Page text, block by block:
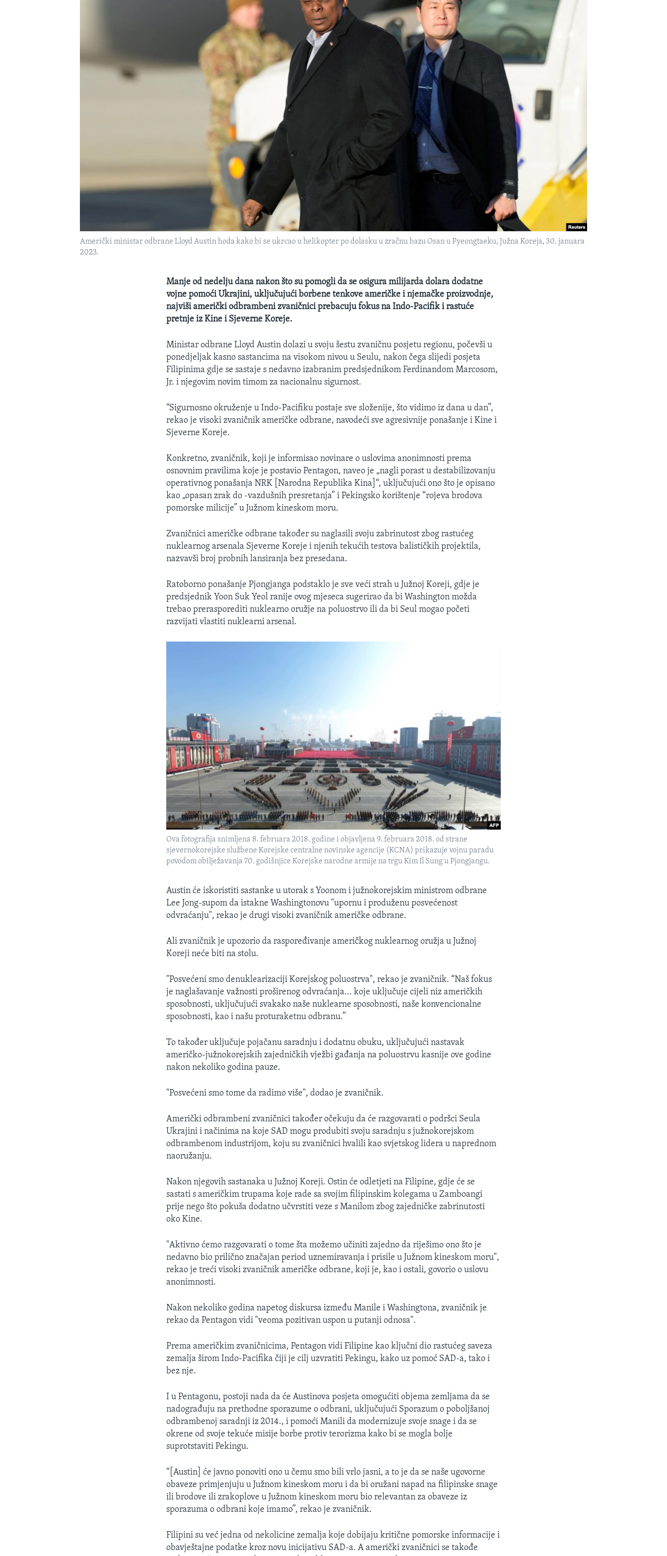
Američki ministar odbrane Lloyd Austin hoda kako bi se ukrcao u helikopter po dolasku u zračnu bazu Osan u Pyeongtaeku, Južna Koreja, 30. januara
2023.
Manje od nedelju dana nakon što su pomogli da se osigura milijarda dolara dodatne
vojne pomoći Ukrajini, uključujući borbene tenkove američke i njemačke proizvodnje,
najviši američki odbrambeni zvaničnici prebacuju fokus na Indo-Pacifik i rastuće
pretnje iz Kine i Sjeverne Koreje.
Ministar odbrane Lloyd Austin dolazi u svoju šestu zvaničnu posjetu regionu, počevši u
ponedjeljak kasno sastancima na visokom nivou u Seulu, nakon čega slijedi posjeta
Filipinima gdje se sastaje s nedavno izabranim predsjednikom Ferdinandom Marcosom,
Jr. i njegovim novim timom za nacionalnu sigurnost.
“Sigurnosno okruženje u Indo-Pacifiku postaje sve složenije, što vidimo iz dana u dan”,
rekao je visoki zvaničnik američke odbrane, navodeći sve agresivnije ponašanje i Kine i
Sjeverne Koreje.
Konkretno, zvaničnik, koji je informisao novinare o uslovima anonimnosti prema
osnovnim pravilima koje je postavio Pentagon, naveo je „nagli porast u destabilizovanju
operativnog ponašanja NRK [Narodna Republika Kina]“, uključujući ono što je opisano
kao „opasan zrak do -vazdušnih presretanja” i Pekingsko korištenje “rojeva brodova
pomorske milicije” u Južnom kineskom moru.
Zvaničnici američke odbrane također su naglasili svoju zabrinutost zbog rastućeg
nuklearnog arsenala Sjeverne Koreje i njenih tekućih testova balističkih projektila,
nazvavši broj probnih lansiranja bez presedana.
Ratoborno ponašanje Pjongjanga podstaklo je sve veći strah u Južnoj Koreji, gdje je
predsjednik Yoon Suk Yeol ranije ovog mjeseca sugerirao da bi Washington možda
trebao prerasporediti nuklearno oružje na poluostrvo ili da bi Seul mogao početi
razvijati vlastiti nuklearni arsenal.
Ova fotografija snimljena 8. februara 2018. godine i objavljena 9. februara 2018. od strane
sjevernokorejske službene Korejske centralne novinske agencije (KCNA) prikazuje vojnu paradu
povodom obilježavanja 70. godišnjice Korejske narodne armije na trgu Kim Il Sung u Pjongjangu.
Austin će iskoristiti sastanke u utorak s Yoonom i južnokorejskim ministrom odbrane
Lee Jong-supom da istakne Washingtonovu "upornu i produženu posvećenost
odvraćanju", rekao je drugi visoki zvaničnik američke odbrane.
Ali zvaničnik je upozorio da raspoređivanje američkog nuklearnog oružja u Južnoj
Koreji neće biti na stolu.
"Posvećeni smo denuklearizaciji Korejskog poluostrva", rekao je zvaničnik. “Naš fokus
je naglašavanje važnosti proširenog odvraćanja... koje uključuje cijeli niz američkih
sposobnosti, uključujući svakako naše nuklearne sposobnosti, naše konvencionalne
sposobnosti, kao i našu proturaketnu odbranu.”
To također uključuje pojačanu saradnju i dodatnu obuku, uključujući nastavak
američko-južnokorejskih zajedničkih vježbi gađanja na poluostrvu kasnije ove godine
nakon nekoliko godina pauze.
"Posvećeni smo tome da radimo više", dodao je zvaničnik.
Američki odbrambeni zvaničnici također očekuju da će razgovarati o podršci Seula
Ukrajini i načinima na koje SAD mogu produbiti svoju saradnju s južnokorejskom
odbrambenom industrijom, koju su zvaničnici hvalili kao svjetskog lidera u naprednom
naoružanju.
Nakon njegovih sastanaka u Južnoj Koreji. Ostin će odletjeti na Filipine, gdje će se
sastati s američkim trupama koje rade sa svojim filipinskim kolegama u Zamboangi
prije nego što pokuša dodatno učvrstiti veze s Manilom zbog zajedničke zabrinutosti
oko Kine.
"Aktivno ćemo razgovarati o tome šta možemo učiniti zajedno da riješimo ono što je
nedavno bio prilično značajan period uznemiravanja i prisile u Južnom kineskom moru",
rekao je treći visoki zvaničnik američke odbrane, koji je, kao i ostali, govorio o uslovu
anonimnosti.
Nakon nekoliko godina napetog diskursa između Manile i Washingtona, zvaničnik je
rekao da Pentagon vidi "veoma pozitivan uspon u putanji odnosa".
Prema američkim zvaničnicima, Pentagon vidi Filipine kao ključni dio rastućeg saveza
zemalja širom Indo-Pacifika čiji je cilj uzvratiti Pekingu, kako uz pomoć SAD-a, tako i
bez nje.
I u Pentagonu, postoji nada da će Austinova posjeta omogućiti objema zemljama da se
nadograđuju na prethodne sporazume o odbrani, uključujući Sporazum o poboljšanoj
odbrambenoj saradnji iz 2014., i pomoći Manili da modernizuje svoje snage i da se
okrene od svoje tekuće misije borbe protiv terorizma kako bi se mogla bolje
suprotstaviti Pekingu.
“[Austin] će javno ponoviti ono u čemu smo bili vrlo jasni, a to je da se naše ugovorne
obaveze primjenjuju u Južnom kineskom moru i da bi oružani napad na filipinske snage
ili brodove ili zrakoplove u Južnom kineskom moru bio relevantan za obaveze iz
sporazuma o odbrani koje imamo”, rekao je zvaničnik.
Filipini su već jedna od nekolicine zemalja koje dobijaju kritične pomorske informacije i
obavještajne podatke kroz novu inicijativu SAD-a. A američki zvaničnici se takođe